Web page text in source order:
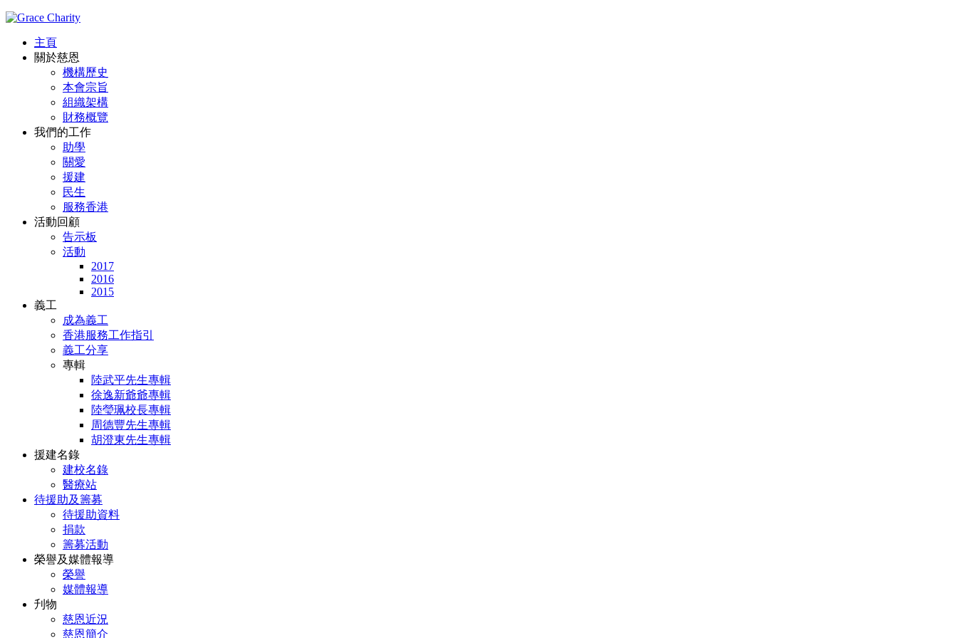
主頁
關於慈恩
機構歷史
本會宗旨
組織架構
財務概覽
我們的工作
助學
關愛
援建
民生
服務香港
活動回顧
告示板
活動
2017
2016
2015
義工
成為義工
香港服務工作指引
義工分享
專輯
陸武平先生專輯
徐逸新爺爺專輯
陸瑩珮校長專輯
周德豐先生專輯
胡澄東先生專輯
援建名錄
建校名錄
醫療站
待援助及籌募
待援助資料
捐款
籌募活動
榮譽及媒體報導
榮譽
媒體報導
刋物
慈恩近況
慈恩簡介